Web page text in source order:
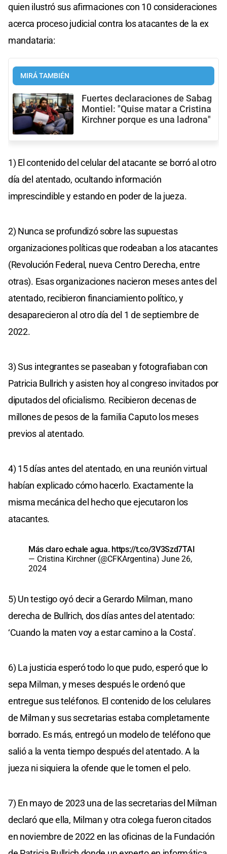
quien ilustró sus afirmaciones con 10 consideraciones
acerca proceso judicial contra los atacantes de la ex
mandataria:
MIRÁ TAMBIÉN
Fuertes declaraciones de Sabag
Montiel: "Quise matar a Cristina
Kirchner porque es una ladrona"
1) El contenido del celular del atacante se borró al otro
día del atentado, ocultando información
imprescindible y estando en poder de la jueza.
2) Nunca se profundizó sobre las supuestas
organizaciones políticas que rodeaban a los atacantes
(Revolución Federal, nueva Centro Derecha, entre
otras). Esas organizaciones nacieron meses antes del
atentado, recibieron financiamiento político, y
desaparecieron al otro día del 1 de septiembre de
2022.
3) Sus integrantes se paseaban y fotografiaban con
Patricia Bullrich y asisten hoy al congreso invitados por
diputados del oficialismo. Recibieron decenas de
millones de pesos de la familia Caputo los meses
previos al atentado.
4) 15 días antes del atentado, en una reunión virtual
habían explicado cómo hacerlo. Exactamente la
misma mecánica del hecho que ejecutaron los
atacantes.
Más claro echale agua. https://t.co/3V3Szd7TAI
— Cristina Kirchner (@CFKArgentina) June 26,
2024
5) Un testigo oyó decir a Gerardo Milman, mano
derecha de Bullrich, dos días antes del atentado:
‘Cuando la maten voy a estar camino a la Costa’.
6) La justicia esperó todo lo que pudo, esperó que lo
sepa Milman, y meses después le ordenó que
entregue sus teléfonos. El contenido de los celulares
de Milman y sus secretarias estaba completamente
borrado. Es más, entregó un modelo de teléfono que
salió a la venta tiempo después del atentado. A la
jueza ni siquiera la ofende que le tomen el pelo.
7) En mayo de 2023 una de las secretarias del Milman
declaró que ella, Milman y otra colega fueron citados
en noviembre de 2022 en las oficinas de la Fundación